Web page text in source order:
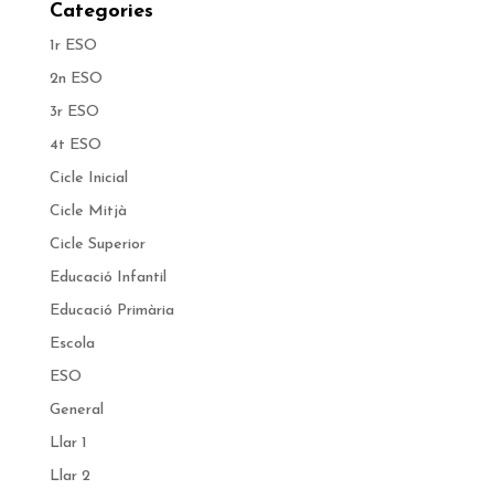
Categories
1r ESO
2n ESO
3r ESO
4t ESO
Cicle Inicial
Cicle Mitjà
Cicle Superior
Educació Infantil
Educació Primària
Escola
ESO
General
Llar 1
Llar 2